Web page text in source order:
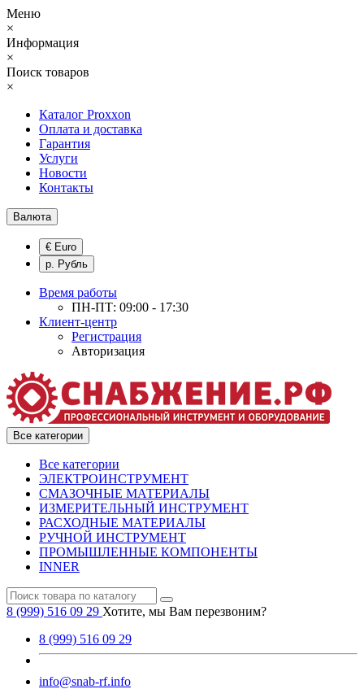
Меню
×
Информация
×
Поиск товаров
×
Каталог Proxxon
Оплата и доставка
Гарантия
Услуги
Новости
Контакты
Валюта
€ Euro
р. Рубль
Время работы
ПН-ПТ: 09:00 - 17:30
Клиент-центр
Регистрация
Авторизация
Все категории
Все категории
ЭЛЕКТРОИНСТРУМЕНТ
СМАЗОЧНЫЕ МАТЕРИАЛЫ
ИЗМЕРИТЕЛЬНЫЙ ИНСТРУМЕНТ
РАСХОДНЫЕ МАТЕРИАЛЫ
РУЧНОЙ ИНСТРУМЕНТ
ПРОМЫШЛЕННЫЕ КОМПОНЕНТЫ
INNER
8 (999) 516 09 29 Хотите, мы Вам перезвоним?
8 (999) 516 09 29
info@snab-rf.info